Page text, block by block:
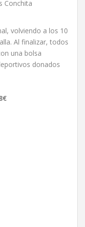
Conchita
volviendo a los 10
Al finalizar, todos
una bolsa
donados